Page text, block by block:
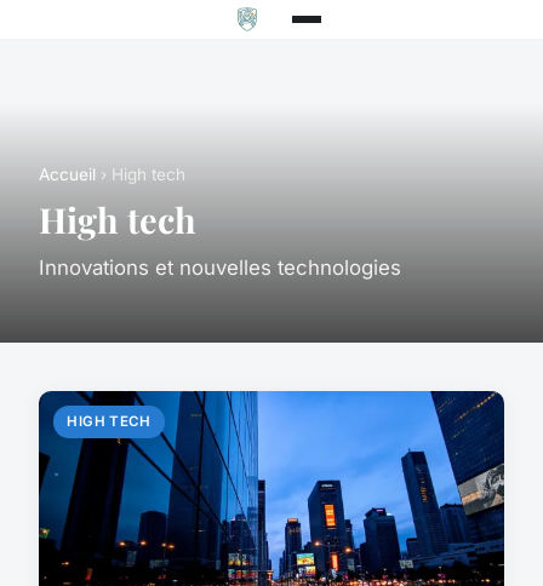
Accueil › High tech
High tech
Innovations et nouvelles technologies
HIGH TECH